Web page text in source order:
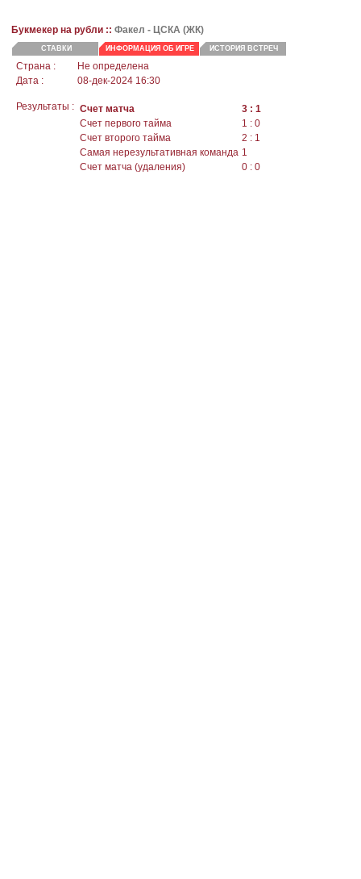
Букмекер на рубли :: Факел - ЦСКА (ЖК)
СТАВКИ ИНФОРМАЦИЯ ОБ ИГРЕ ИСТОРИЯ ВСТРЕЧ
Страна :
Не определена
Дата :
08-дек-2024 16:30
Результаты : Счет матча
3 : 1
Счет первого тайма
1 : 0
Счет второго тайма
2 : 1
Самая нерезультативная команда 1
Счет матча (удаления)
0 : 0